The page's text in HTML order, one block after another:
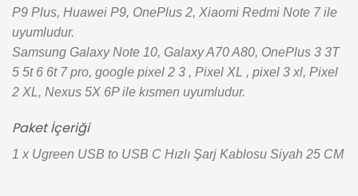
P9 Plus, Huawei P9, OnePlus 2, Xiaomi Redmi Note 7 ile
uyumludur.
Samsung Galaxy Note 10, Galaxy A70 A80, OnePlus 3 3T
5 5t 6 6t 7 pro, google pixel 2 3 , Pixel XL , pixel 3 xl, Pixel
2 XL, Nexus 5X 6P ile kısmen uyumludur.
Paket İçeriği
1 x Ugreen USB to USB C Hızlı Şarj Kablosu Siyah 25 CM